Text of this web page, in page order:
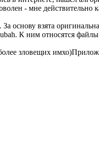
- мне
основу взята
К ним относятся
зловещих